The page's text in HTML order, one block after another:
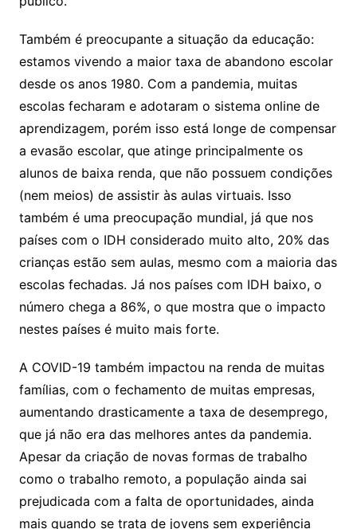
Também é preocupante a situação da educação:
estamos vivendo a maior taxa de abandono escolar
desde os anos 1980. Com a pandemia, muitas
escolas fecharam e adotaram o sistema online de
aprendizagem, porém isso está longe de compensar
a evasão escolar, que atinge principalmente os
alunos de baixa renda, que não possuem condições
(nem meios) de assistir às aulas virtuais. Isso
também é uma preocupação mundial, já que nos
países com o IDH considerado muito alto, 20% das
crianças estão sem aulas, mesmo com a maioria das
escolas fechadas. Já nos países com IDH baixo, o
número chega a 86%, o que mostra que o impacto
nestes países é muito mais forte.
A COVID-19 também impactou na renda de muitas
famílias, com o fechamento de muitas empresas,
aumentando drasticamente a taxa de desemprego,
que já não era das melhores antes da pandemia.
Apesar da criação de novas formas de trabalho
como o trabalho remoto, a população ainda sai
prejudicada com a falta de oportunidades, ainda
mais quando se trata de jovens sem experiência